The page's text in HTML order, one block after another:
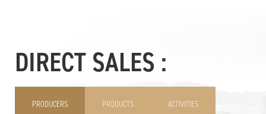
DIRECT SALES :
PRODUCERS PRODUCTS ACTIVITIES